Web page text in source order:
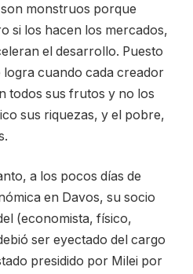
monstruos porque
si los hacen los mercados,
el desarrollo. Puesto
cuando cada creador
todos sus frutos y no los
sus riquezas, y el pobre,
a los pocos días de
en Davos, su socio
(economista, físico,
ser eyectado del cargo
presidido por Milei por